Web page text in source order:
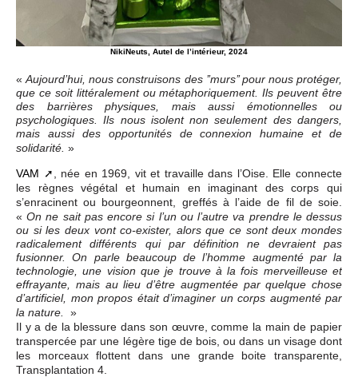
NikiNeuts, Autel de l’intérieur, 2024
«Aujourd’hui, nous construisons des ’’murs’’ pour nous protéger,
que ce soit littéralement ou métaphoriquement. Ils peuvent être
des barrières physiques, mais aussi émotionnelles ou
psychologiques. Ils nous isolent non seulement des dangers,
mais aussi des opportunités de connexion humaine et de
solidarité. »
VAM
, née en 1969, vit et travaille dans l’Oise. Elle connecte
les règnes végétal et humain en imaginant des corps qui
s’enracinent ou bourgeonnent, greffés à l’aide de fil de soie.
«On ne sait pas encore si l’un ou l’autre va prendre le dessus
ou si les deux vont co-exister, alors que ce sont deux mondes
radicalement différents qui par définition ne devraient pas
fusionner. On parle beaucoup de l’homme augmenté par la
technologie, une vision que je trouve à la fois merveilleuse et
effrayante, mais au lieu d’être augmentée par quelque chose
d’artificiel, mon propos était d’imaginer un corps augmenté par
la nature.
»
Il y a de la blessure dans son œuvre, comme la main de papier
transpercée par une légère tige de bois, ou dans un visage dont
les morceaux flottent dans une grande boite transparente,
Transplantation 4.